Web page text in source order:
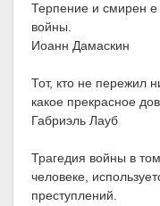
Терпение и смирен
войны.
Иоанн Дамаскин
Тот, кто не пережил
какое прекрасное
Габриэль Лауб
Трагедия войны в
человеке,
преступлений.